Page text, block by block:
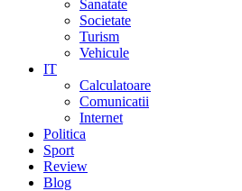
Sanatate
Societate
Turism
Vehicule
IT
Calculatoare
Comunicatii
Internet
Politica
Sport
Review
Blog